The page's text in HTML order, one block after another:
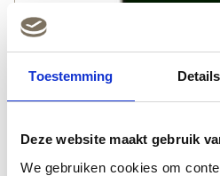
Toestemming Details
Deze website maakt gebruik
We gebruiken cookies om
Natuurlijke hardwax olie |